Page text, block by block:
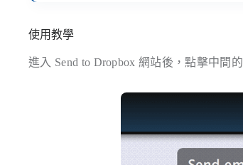
使用教學
進入 Send to Dropbox 網站後，點擊中間的